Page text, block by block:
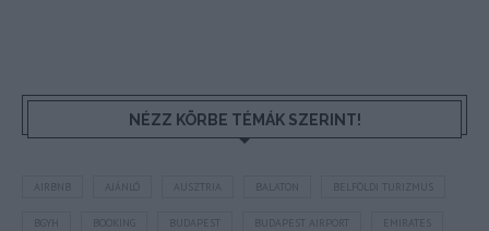
NÉZZ KÖRBE TÉMÁK SZERINT!
AUSZTRIA BALATON BELFÖLDI TURIZMUS
BUDAPEST BUDAPEST AIRPORT EMIRATES